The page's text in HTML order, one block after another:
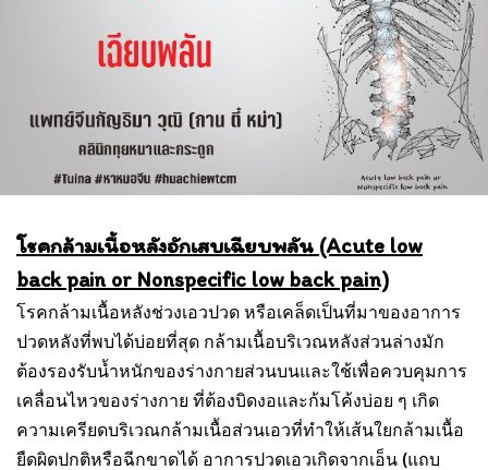
โรคกล้ามเนื้อหลังอักเสบเฉียบพลัน (Acute low
back pain or Nonspecific low back pain)
โรคกล้ามเนื้อหลังช่วงเอวปวด หรือเคล็ดเป็นที่มาของอาการ
ปวดหลังที่พบได้บ่อยที่สุด กล้ามเนื้อบริเวณหลังส่วนล่างมัก
ต้องรองรับน้ำหนักของร่างกายส่วนบนและใช้เพื่อควบคุมการ
เคลื่อนไหวของร่างกาย ที่ต้องบิดงอและก้มโค้งบ่อย ๆ เกิด
ความเครียดบริเวณกล้ามเนื้อส่วนเอวที่ทำให้เส้นใยกล้ามเนื้อ
ยืดผิดปกติหรือฉีกขาดได้ อาการปวดเอวเกิดจากเอ็น (แถบ